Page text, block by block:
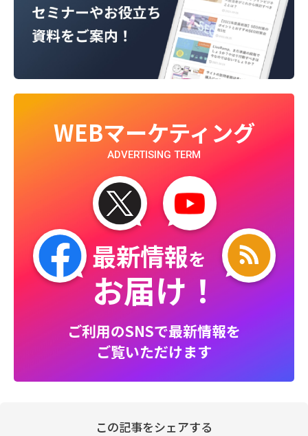
WEBマーケティング
ADVERTISING TERM
最新情報を
お届け！
ご利用のSNSで最新情報を
ご覧いただけます
この記事をシェアする